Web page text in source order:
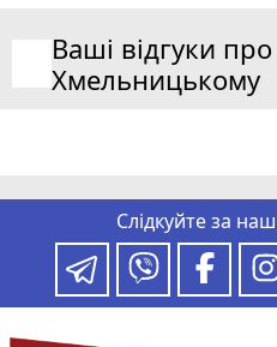
Ваші відгуки
Хмельницькому
Слідкуйте за